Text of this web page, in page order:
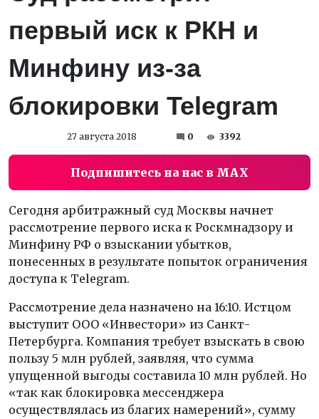
первый иск к РКН и
Минфину из-за
блокировки Telegram
27 августа 2018 0 3392
Подпишитесь на нас в MAX
Сегодня арбитражный суд Москвы начнет
рассмотрение первого иска к Роскмнадзору и
Минфину РФ о взыскании убытков,
понесенных в результате попыток ограничения
доступа к Telegram.
Рассмотрение дела назначено на 16:10. Истцом
выступит ООО «Инвестори» из Санкт-
Петербурга. Компания требует взыскать в свою
пользу 5 млн рублей, заявляя, что сумма
упущенной выгоды составила 10 млн рублей. Но
«так как блокировка мессенджера
осуществлялась из благих намерений», сумму